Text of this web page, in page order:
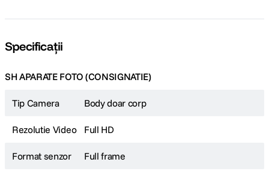
Specificații
SH APARATE FOTO (CONSIGNATIE)
Tip Camera Body doar corp
Rezolutie Video Full HD
Format senzor Full frame